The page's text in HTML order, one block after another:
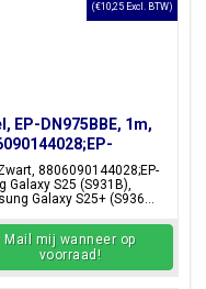
EP-DN975BBE, 1m,
8806090144028;EP-
Galaxy S25 (S931B),
Galaxy S25+ (S936...
(€10,25 Excl. BTW)
Mail mij wanneer op
voorraad!